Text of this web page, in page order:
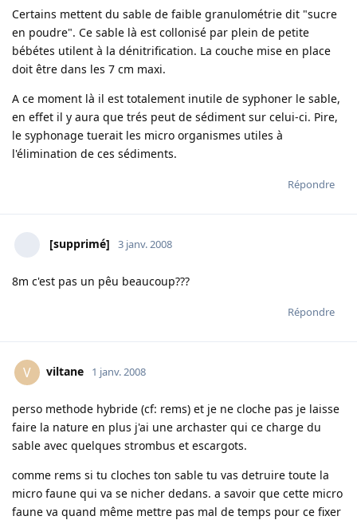
Certains mettent du sable de faible granulométrie dit "sucre
en poudre". Ce sable là est collonisé par plein de petite
bébétes utilent à la dénitrification. La couche mise en place
doit être dans les 7 cm maxi.
A ce moment là il est totalement inutile de syphoner le sable,
en effet il y aura que trés peut de sédiment sur celui-ci. Pire,
le syphonage tuerait les micro organismes utiles à
l'élimination de ces sédiments.
Répondre
[supprimé] 3 janv. 2008
8m c'est pas un pêu beaucoup???
Répondre
V viltane 1 janv. 2008
perso methode hybride (cf: rems) et je ne cloche pas je laisse
faire la nature en plus j'ai une archaster qui ce charge du
sable avec quelques strombus et escargots.
comme rems si tu cloches ton sable tu vas detruire toute la
micro faune qui va se nicher dedans. a savoir que cette micro
faune va quand même mettre pas mal de temps pour ce fixer